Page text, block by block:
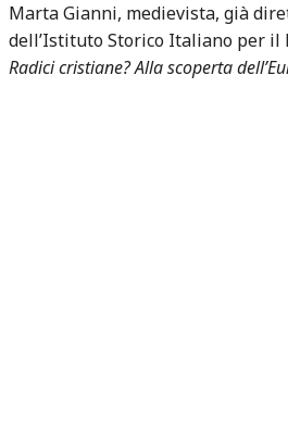
Marta Gianni, medievista, già
dell’Istituto Storico Italiano per il
Radici cristiane? Alla scoperta